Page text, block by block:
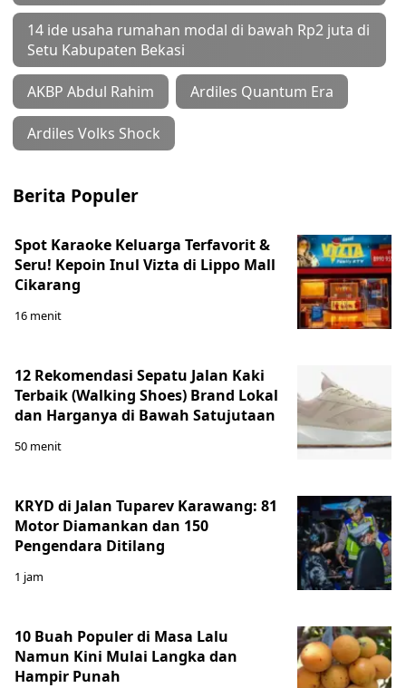
14 ide usaha rumahan modal di bawah Rp2 juta di
Setu Kabupaten Bekasi
AKBP Abdul Rahim Ardiles Quantum Era
Ardiles Volks Shock
Berita Populer
Spot Karaoke Keluarga Terfavorit &
Seru! Kepoin Inul Vizta di Lippo Mall
Cikarang
16 menit
12 Rekomendasi Sepatu Jalan Kaki
Terbaik (Walking Shoes) Brand Lokal
dan Harganya di Bawah Satujutaan
50 menit
KRYD di Jalan Tuparev Karawang: 81
Motor Diamankan dan 150
Pengendara Ditilang
1 jam
10 Buah Populer di Masa Lalu
Namun Kini Mulai Langka dan
Hampir Punah